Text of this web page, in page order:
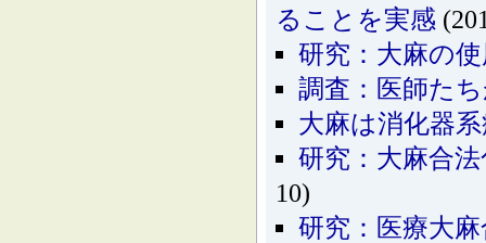
ることを実感
研究：大麻の
調査：医師た
大麻は消化器
研究：大麻合
10)
研究：医療大